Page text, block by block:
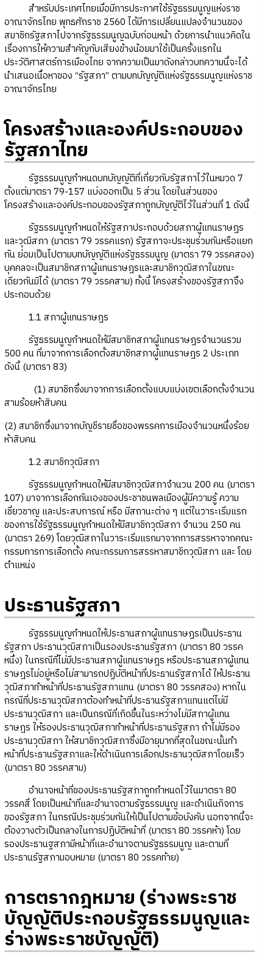
สำหรับประเทศไทยเมื่อมีการประกาศใช้รัฐธรรมนูญแห่งราช
อาณาจักรไทย พุทธศักราช 2560 ได้มีการเปลี่ยนแปลงจำนวนของ
สมาชิกรัฐสภาไปจากรัฐธรรมนูญฉบับก่อนหน้า ด้วยการนำแนวคิดใน
เรื่องการให้ความสำคัญกับเสียงข้างน้อยมาใช้เป็นครั้งแรกใน
ประวัติศาสตร์การเมืองไทย จากความเป็นมาดังกล่าวบทความนี้จะได้
นำเสนอเนื้อหาของ “รัฐสภา” ตามบทบัญญัติแห่งรัฐธรรมนูญแห่งราช
อาณาจักรไทย
โครงสร้างและองค์ประกอบของ
รัฐสภาไทย
รัฐธรรมนูญกำหนดบทบัญญัติที่เกี่ยวกับรัฐสภาไว้ในหมวด 7
ตั้งแต่มาตรา 79-157 แบ่งออกเป็น 5 ส่วน โดยในส่วนของ
โครงสร้างและองค์ประกอบของรัฐสภาถูกบัญญัติไว้ในส่วนที่ 1 ดังนี้
รัฐธรรมนูญกำหนดให้รัฐสภาประกอบด้วยสภาผู้แทนราษฎร
และวุฒิสภา (มาตรา 79 วรรคแรก) รัฐสภาจะประชุมร่วมกันหรือแยก
กัน ย่อมเป็นไปตามบทบัญญัติแห่งรัฐธรรมนูญ (มาตรา 79 วรรคสอง)
บุคคลจะเป็นสมาชิกสภาผู้แทนราษฎรและสมาชิกวุฒิสภาในขณะ
เดียวกันมิได้ (มาตรา 79 วรรคสาม) ทั้งนี้ โครงสร้างของรัฐสภาจึง
ประกอบด้วย
1.1 สภาผู้แทนราษฎร
รัฐธรรมนูญกำหนดให้มีสมาชิกสภาผู้แทนราษฎรจำนวนรวม
500 คน ที่มาจากการเลือกตั้งสมาชิกสภาผู้แทนราษฎร 2 ประเภท
ดังนี้ (มาตรา 83)
(1) สมาชิกซึ่งมาจากการเลือกตั้งแบบแบ่งเขตเลือกตั้งจำนวน
สามร้อยห้าสิบคน
(2) สมาชิกซึ่งมาจากบัญชีรายชื่อของพรรคการเมืองจำนวนหนึ่งร้อย
ห้าสิบคน
1.2 สมาชิกวุฒิสภา
รัฐธรรมนูญกำหนดให้มีสมาชิกวุฒิสภาจำนวน 200 คน (มาตรา
107) มาจาการเลือกกันเองของประชาชนพลเมืองผู้มีความรู้ ความ
เชี่ยวชาญ และประสบการณ์ หรือ มีสถานะต่าง ๆ แต่ในวาระเริ่มแรก
ของการใช้รัฐธรรมนูญกำหนดให้มีสมาชิกวุฒิสภา จำนวน 250 คน
(มาตรา 269) โดยวุฒิสภาในวาระเริ่มแรกมาจากการสรรหาจากคณะ
กรรมการการเลือกตั้ง คณะกรรมการสรรหาสมาชิกวุฒิสภา และ โดย
ตำแหน่ง
ประธานรัฐสภา
รัฐธรรมนูญกำหนดให้ประธานสภาผู้แทนราษฎรเป็นประธาน
รัฐสภา ประธานวุฒิสภาเป็นรองประธานรัฐสภา (มาตรา 80 วรรค
หนึ่ง) ในกรณีที่ไม่มีประธานสภาผู้แทนราษฎร หรือประธานสภาผู้แทน
ราษฎรไม่อยู่หรือไม่สามารถปฏิบัติหน้าที่ประธานรัฐสภาได้ ให้ประธาน
วุฒิสภาทำหน้าที่ประธานรัฐสภาแทน (มาตรา 80 วรรคสอง) หากใน
กรณีที่ประธานวุฒิสภาต้องทำหน้าที่ประธานรัฐสภาแทนแต่ไม่มี
ประธานวุฒิสภา และเป็นกรณีที่เกิดขึ้นในระหว่างไม่มีสภาผู้แทน
ราษฎร ให้รองประธานวุฒิสภาทำหน้าที่ประธานรัฐสภา ถ้าไม่มีรอง
ประธานวุฒิสภา ให้สมาชิกวุฒิสภาซึ่งมีอายุมากที่สุดในขณะนั้นทำ
หน้าที่ประธานรัฐสภาและให้ดำเนินการเลือกประธานวุฒิสภาโดยเร็ว
(มาตรา 80 วรรคสาม)
อำนาจหน้าที่ของประธานรัฐสภาถูกกำหนดไว้ในมาตรา 80
วรรคสี่ โดยเป็นหน้าที่และอำนาจตามรัฐธรรมนูญ และดำเนินกิจการ
ของรัฐสภา ในกรณีประชุมร่วมกันให้เป็นไปตามข้อบังคับ นอกจากนี้จะ
ต้องวางตัวเป็นกลางในการปฏิบัติหน้าที่ (มาตรา 80 วรรคห้า) โดย
รองประธานฐสภามีหน้าที่และอำนาจตามรัฐธรรมนูญ และตามที่
ประธานรัฐสภามอบหมาย (มาตรา 80 วรรคท้าย)
การตรากฎหมาย (ร่างพระราช
บัญญัติประกอบรัฐธรรมนูญและ
ร่างพระราชบัญญัติ)